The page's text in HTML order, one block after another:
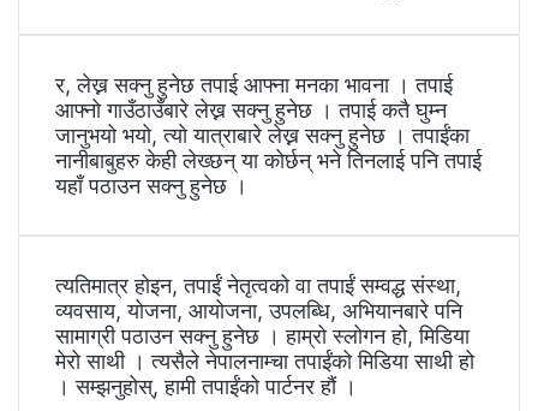
र, लेख्न सक्नु हुनेछ तपाई आफ्ना मनका भावना । तपाई
आफ्नो गाउँठाउँबारे लेख्न सक्नु हुनेछ । तपाई कतै घुम्न
जानुभयो भयो, त्यो यात्राबारे लेख्न सक्नु हुनेछ । तपाईंका
नानीबाबुहरु केही लेख्छन् या कोर्छन् भने तिनलाई पनि तपाई
यहाँ पठाउन सक्नु हुनेछ ।
त्यतिमात्र होइन, तपाईं नेतृत्वको वा तपाईं सम्वद्ध संस्था,
व्यवसाय, योजना, आयोजना, उपलब्धि, अभियानबारे पनि
सामाग्री पठाउन सक्नु हुनेछ । हाम्रो स्लोगन हो, मिडिया
मेरो साथी । त्यसैले नेपालनाम्चा तपाईंको मिडिया साथी हो
। सम्झनुहोस्, हामी तपाईंको पार्टनर हौं ।